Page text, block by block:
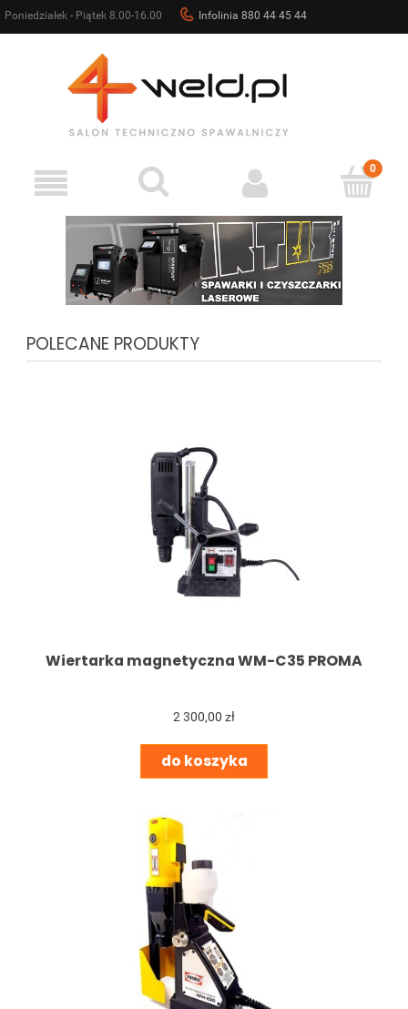
Poniedziałek - Piątek 8.00-16.00 Infolinia 880 44 45 44
POLECANE PRODUKTY
Wiertarka magnetyczna WM-C35 PROMA
2 300,00 zł
do koszyka